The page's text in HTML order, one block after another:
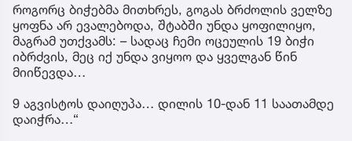
როგორც ბიჭებმა მითხრეს, გოგას ბრძოლის ველზე
ყოფნა არ ევალებოდა, შტაბში უნდა ყოფილიყო,
მაგრამ უთქვამს: – სადაც ჩემი ოცეულის 19 ბიჭი
იბრძვის, მეც იქ უნდა ვიყოო და ყველგან წინ
მიიწევდა…
9 აგვისტოს დაიღუპა… დილის 10-დან 11 საათამდე
დაიჭრა…“